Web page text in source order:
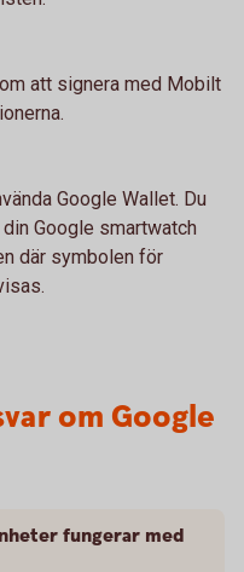
att signera med Mobilt
Google Wallet. Du
Google smartwatch
där symbolen för
om Google
fungerar med